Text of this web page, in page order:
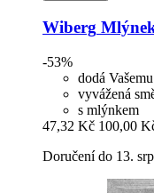
Wiberg
-53%
dodá
vyvážená
s mlýnkem
47,32 Kč 100,00
Doručení do 13.